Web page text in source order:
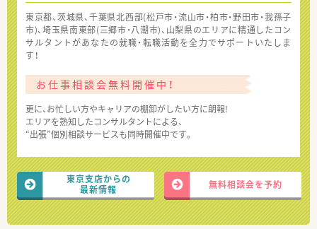
東京都、茨城県、千葉県北西部(松戸市・流山市・柏市・野田市・我孫子
市)、埼玉県南東部(三郷市・八潮市)、山梨県のエリアに精通したコン
サルタントがあなたの就職・転職活動を全力でサポートいたしま
す！
お仕事相談会無料開催中！
更に、お忙しい方やキャリアの棚卸がしたい方に朗報!
エリアを熟知したコンサルタントによる、
“出張”個別相談サービスも同時開催中です。
東京支店からの
最新情報
無料相談会を予約